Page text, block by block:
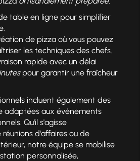
table en ligne pour simplifier
de pizza où vous pouvez
les techniques des chefs.
rapide avec un délai
pour garantir une fraîcheur
incluent également des
adaptées aux événements
Qu'il s'agisse
d'affaires ou de
notre équipe se mobilise
personnalisée,